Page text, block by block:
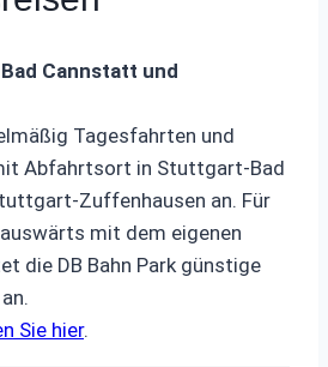
Cannstatt und
Tagesfahrten und
Abfahrtsort in Stuttgart-Bad
Zuffenhausen an. Für
mit dem eigenen
die DB Bahn Park günstige
Sie hier.